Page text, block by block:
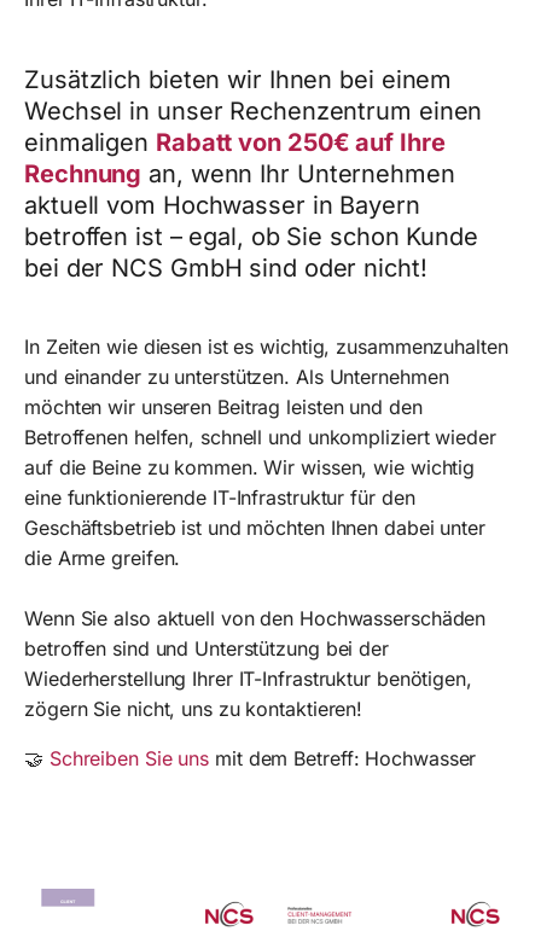
Zusätzlich bieten wir Ihnen bei einem
Wechsel in unser Rechenzentrum einen
einmaligen Rabatt von 250€ auf Ihre
Rechnung an, wenn Ihr Unternehmen
aktuell vom Hochwasser in Bayern
betroffen ist – egal, ob Sie schon Kunde
bei der NCS GmbH sind oder nicht!
In Zeiten wie diesen ist es wichtig, zusammenzuhalten
und einander zu unterstützen. Als Unternehmen
möchten wir unseren Beitrag leisten und den
Betroffenen helfen, schnell und unkompliziert wieder
auf die Beine zu kommen. Wir wissen, wie wichtig
eine funktionierende IT-Infrastruktur für den
Geschäftsbetrieb ist und möchten Ihnen dabei unter
die Arme greifen.
Wenn Sie also aktuell von den Hochwasserschäden
betroffen sind und Unterstützung bei der
Wiederherstellung Ihrer IT-Infrastruktur benötigen,
zögern Sie nicht, uns zu kontaktieren!
🤝 Schreiben Sie uns mit dem Betreff: Hochwasser